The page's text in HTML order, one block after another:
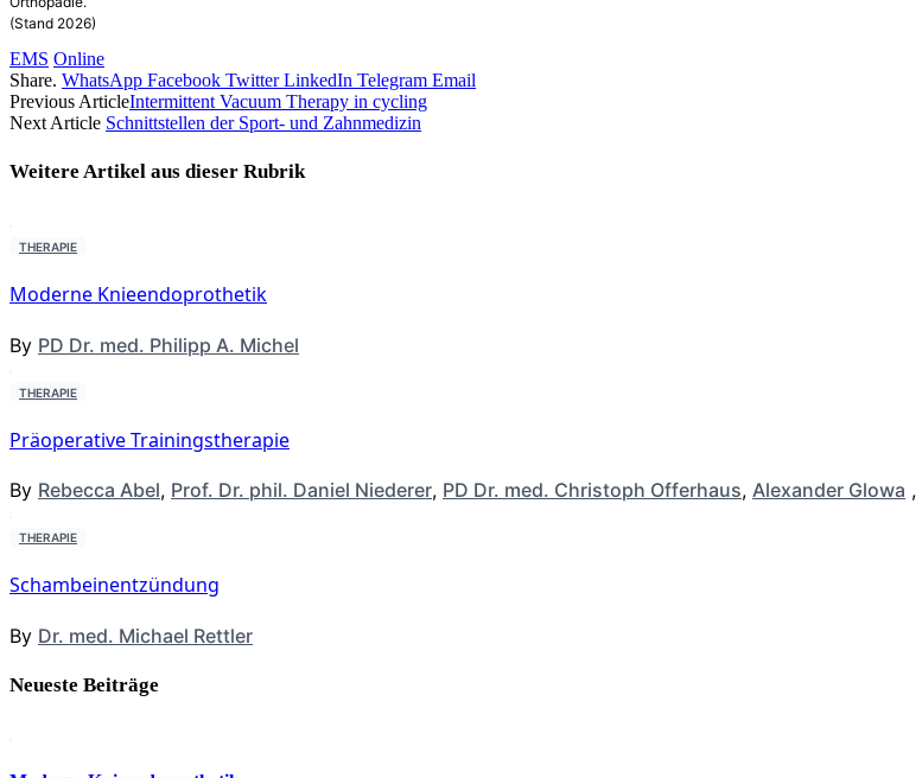
(Stand 2026)
EMS Online
Share. WhatsApp Facebook Twitter LinkedIn Telegram Email
Previous ArticleIntermittent Vacuum Therapy in cycling
Next Article Schnittstellen der Sport- und Zahnmedizin
Weitere Artikel aus dieser Rubrik
THERAPIE
Moderne Knieendoprothetik
By PD Dr. med. Philipp A. Michel
THERAPIE
Präoperative Trainingstherapie
By Rebecca Abel, Prof. Dr. phil. Daniel Niederer, PD Dr. med. Christoph Offerhaus, Alexander Glowa ,
THERAPIE
Schambeinentzündung
By Dr. med. Michael Rettler
Neueste Beiträge